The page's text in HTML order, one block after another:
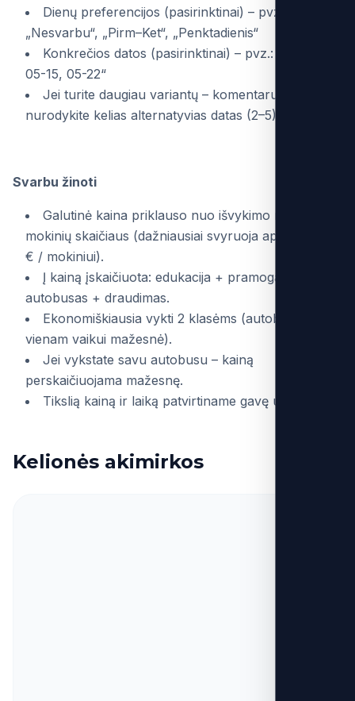
Dienų preferencijos (pasirinktinai) – pvz.:
„Nesvarbu“, „Pirm–Ket“, „Penktadienis“
Konkrečios datos (pasirinktinai) – pvz.: „05-10,
05-15, 05-22“
Jei turite daugiau variantų – komentaruose
nurodykite kelias alternatyvias datas (2–5).
Svarbu žinoti
Galutinė kaina priklauso nuo išvykimo miesto ir
mokinių skaičiaus (dažniausiai svyruoja apie ± ~5–9
€ / mokiniui).
Į kainą įskaičiuota: edukacija + pramoga +
autobusas + draudimas.
Ekonomiškiausia vykti 2 klasėms (autobuso kaina
vienam vaikui mažesnė).
Jei vykstate savu autobusu – kainą
perskaičiuojama mažesnę.
Tikslią kainą ir laiką patvirtiname gavę užklausą.
Kelionės akimirkos